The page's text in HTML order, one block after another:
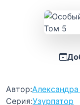
Автор:
Серия:Узурпатор